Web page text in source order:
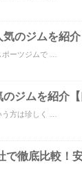
のジムを紹介
ーツジムで …
ジムを紹介【
方は珍しく …
で徹底比較！